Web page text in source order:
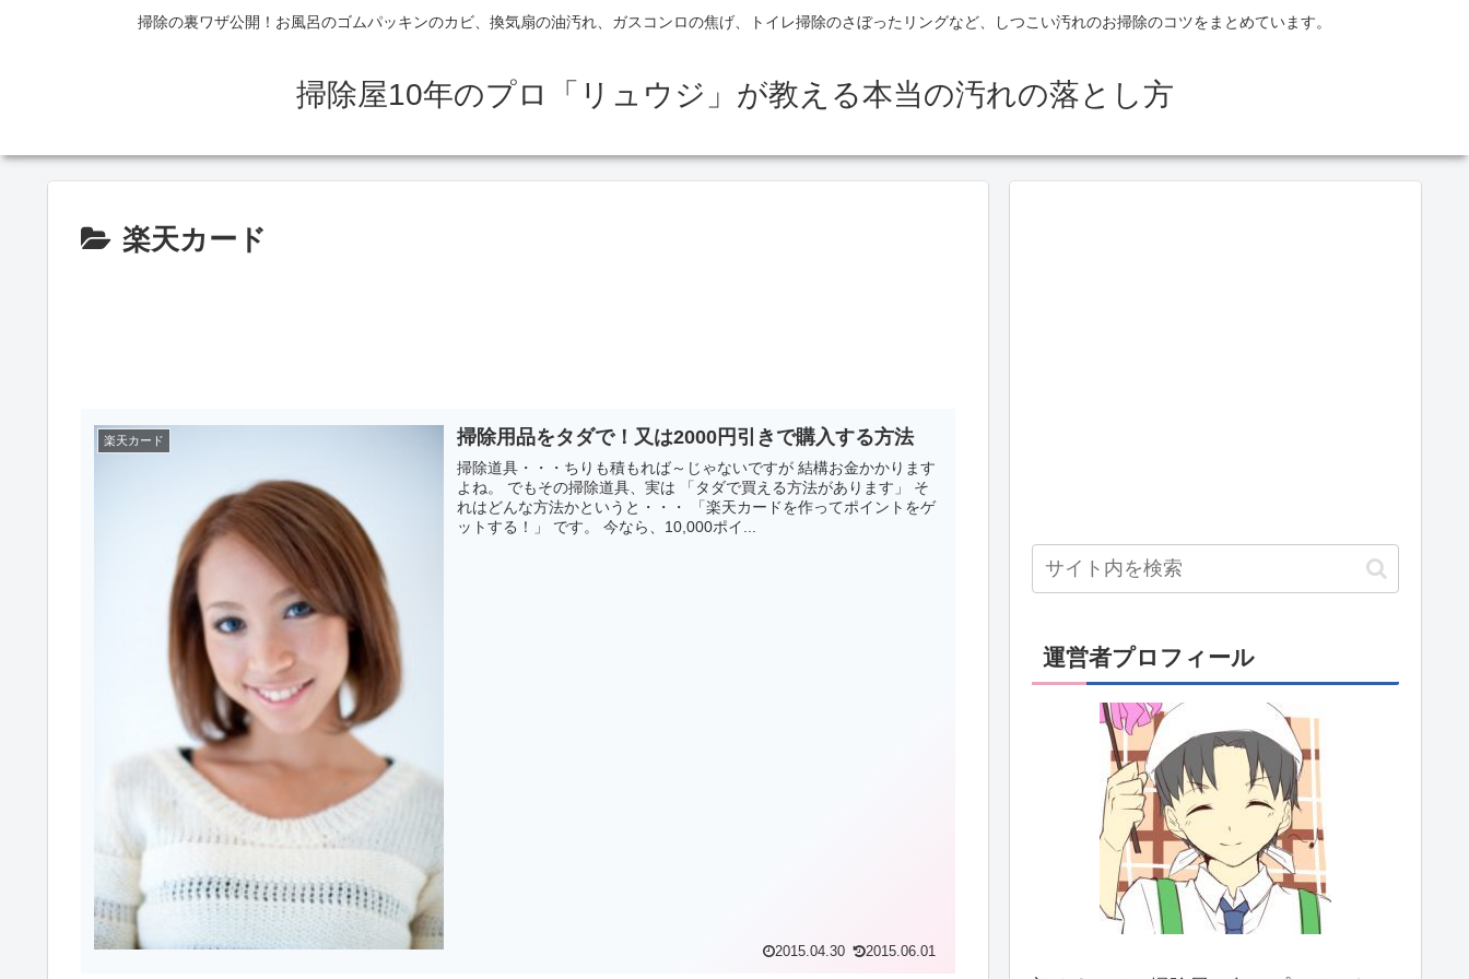
掃除の裏ワザ公開！お風呂のゴムパッキンのカビ、換気扇の油汚れ、ガスコンロの焦げ、トイレ掃除のさぼったリングなど、しつこい汚れのお掃除のコツをまとめています。
掃除屋10年のプロ「リュウジ」が教える本当の汚れの落とし方
楽天カード
楽天カード 掃除用品をタダで！又は2000円引きで購入する方法
掃除道具・・・ちりも積もれば～じゃないですが 結構お金かかります
よね。 でもその掃除道具、実は 「タダで買える方法があります」 そ
れはどんな方法かというと・・・ 「楽天カードを作ってポイントをゲ
ットする！」 です。 今なら、10,000ポイ...
2015.04.30 2015.06.01
運営者プロフィール